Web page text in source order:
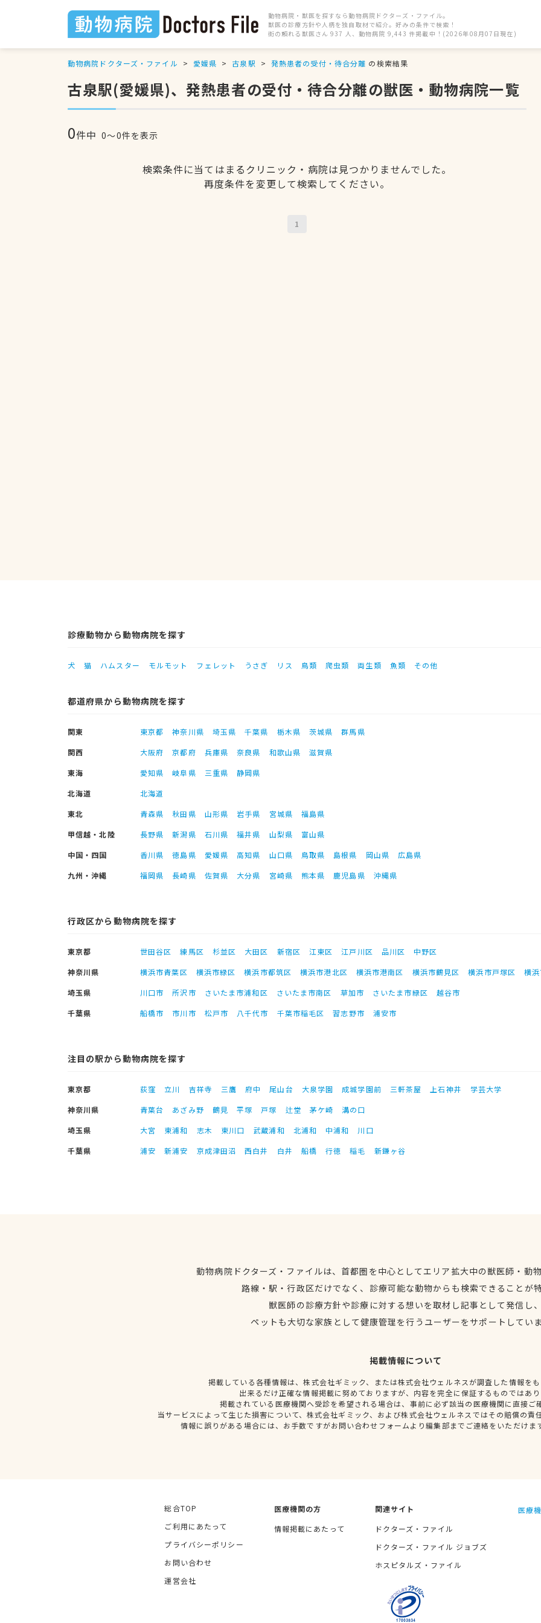
動物病院・獣医を探すなら動物病院ドクターズ・ファイル。
獣医の診療方針や人柄を独自取材で紹介。好みの条件で検索！
街の頼れる獣医さん 937 人、動物病院 9,443 件掲載中！(2026年08月07日現在)
動物病院ドクターズ・ファイル 愛媛県 古泉駅 発熱患者の受付・待合分離 の検索結果
古泉駅(愛媛県)、発熱患者の受付・待合分離の獣医・動物病院一覧
0件中 0〜0件を表示
検索条件に当てはまるクリニック・病院は見つかりませんでした。
再度条件を変更して検索してください。
1
診療動物から動物病院を探す
犬 猫 ハムスター モルモット フェレット うさぎ リス 鳥類 爬虫類 両生類 魚類 その他
都道府県から動物病院を探す
関東 東京都 神奈川県 埼玉県 千葉県 栃木県 茨城県
群馬県
関西
大阪府 京都府 兵庫県 奈良県 和歌山県
滋賀県
東海
愛知県 岐阜県 三重県
静岡県
北海道
北海道
東北
青森県 秋田県 山形県 岩手県 宮城県
福島県
甲信越・北陸
長野県 新潟県 石川県 福井県 山梨県
富山県
中国・四国
香川県 徳島県 愛媛県 高知県 山口県 鳥取県 島根県 岡山県
広島県
九州・沖縄
福岡県 長崎県 佐賀県 大分県 宮崎県 熊本県 鹿児島県 沖縄県
行政区から動物病院を探す
東京都 世田谷区 練馬区 杉並区 大田区 新宿区 江東区 江戸川区 品川区
中野区
神奈川県
横浜市青葉区 横浜市緑区 横浜市都筑区 横浜市港北区 横浜市港南区 横浜市鶴見区 横浜市戸塚区
横
埼玉県
川口市 所沢市 さいたま市浦和区 さいたま市南区 草加市 さいたま市緑区
越谷市
千葉県
船橋市 市川市 松戸市 八千代市 千葉市稲毛区 習志野市 浦安市
注目の駅から動物病院を探す
東京都 荻窪 立川 吉祥寺 三鷹 府中 尾山台 大泉学園 成城学園前 三軒茶屋 上石神井
学芸大学
神奈川県
青葉台 あざみ野 鶴見 平塚 戸塚 辻堂 茅ケ崎
溝の口
埼玉県
大宮 東浦和 志木 東川口 武蔵浦和 北浦和 中浦和
川口
千葉県
浦安 新浦安 京成津田沼 西白井 白井 船橋 行徳 稲毛 新鎌ヶ谷
動物病院ドクターズ・ファイルは、首都圏を中心としてエリア拡大中の獣医師・動
路線・駅・行政区だけでなく、診療可能な動物からも検索できることが
獣医師の診療方針や診療に対する想いを取材し記事として発信し
ペットも大切な家族として健康管理を行うユーザーをサポートしてい
掲載情報について
掲載している各種情報は、株式会社ギミック、または株式会社ウェルネスが調査した情報を
出来るだけ正確な情報掲載に努めておりますが、内容を完全に保証するものではあ
掲載されている医療機関へ受診を希望される場合は、事前に必ず該当の医療機関に直接ご
当サービスによって生じた損害について、株式会社ギミック、および株式会社ウェルネスではその賠償の責
情報に誤りがある場合には、お手数ですがお問い合わせフォームより編集部までご連絡をいただけま
総合TOP
ご利用にあたって
プライバシーポリシー
お問い合わせ
運営会社
医療機関の方
情報掲載にあたって
関連サイト
ドクターズ・ファイル
ドクターズ・ファイル ジョブズ
ホスピタルズ・ファイル
医療